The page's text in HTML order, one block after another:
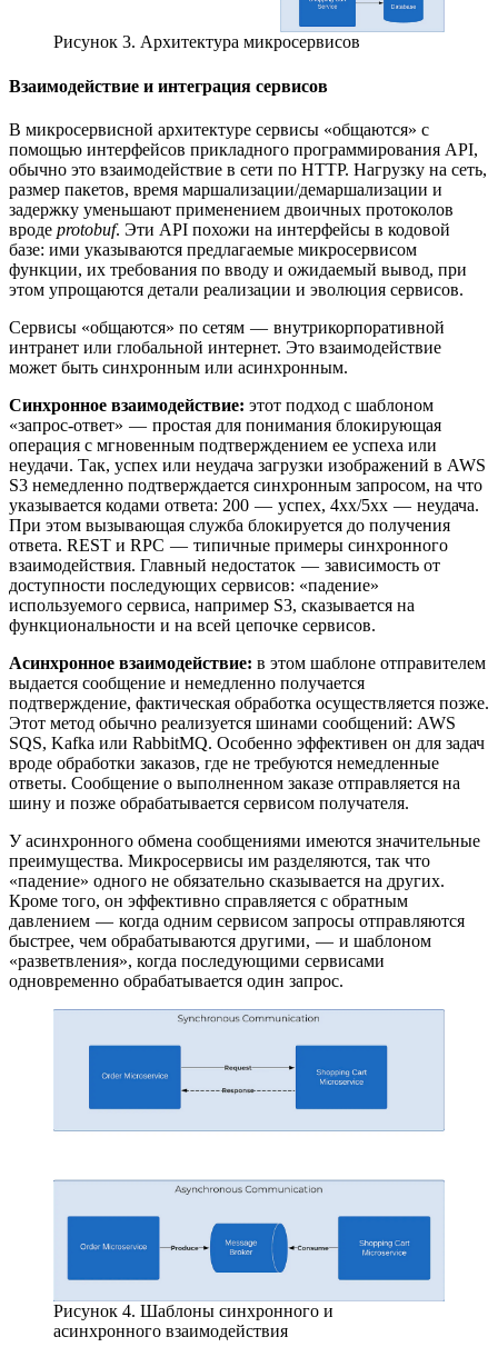
Рисунок 3. Архитектура микросервисов
Взаимодействие и интеграция сервисов
В микросервисной архитектуре сервисы «общаются» с
помощью интерфейсов прикладного программирования API,
обычно это взаимодействие в сети по HTTP. Нагрузку на сеть,
размер пакетов, время маршализации/демаршализации и
задержку уменьшают применением двоичных протоколов
вроде protobuf. Эти API похожи на интерфейсы в кодовой
базе: ими указываются предлагаемые микросервисом
функции, их требования по вводу и ожидаемый вывод, при
этом упрощаются детали реализации и эволюция сервисов.
Сервисы «общаются» по сетям — внутрикорпоративной
интранет или глобальной интернет. Это взаимодействие
может быть синхронным или асинхронным.
Синхронное взаимодействие: этот подход с шаблоном
«запрос-ответ» — простая для понимания блокирующая
операция с мгновенным подтверждением ее успеха или
неудачи. Так, успех или неудача загрузки изображений в AWS
S3 немедленно подтверждается синхронным запросом, на что
указывается кодами ответа: 200 — успех, 4xx/5xx — неудача.
При этом вызывающая служба блокируется до получения
ответа. REST и RPC — типичные примеры синхронного
взаимодействия. Главный недостаток — зависимость от
доступности последующих сервисов: «падение»
используемого сервиса, например S3, сказывается на
функциональности и на всей цепочке сервисов.
Асинхронное взаимодействие: в этом шаблоне отправителем
выдается сообщение и немедленно получается
подтверждение, фактическая обработка осуществляется позже.
Этот метод обычно реализуется шинами сообщений: AWS
SQS, Kafka или RabbitMQ. Особенно эффективен он для задач
вроде обработки заказов, где не требуются немедленные
ответы. Сообщение о выполненном заказе отправляется на
шину и позже обрабатывается сервисом получателя.
У асинхронного обмена сообщениями имеются значительные
преимущества. Микросервисы им разделяются, так что
«падение» одного не обязательно сказывается на других.
Кроме того, он эффективно справляется с обратным
давлением — когда одним сервисом запросы отправляются
быстрее, чем обрабатываются другими, — и шаблоном
«разветвления», когда последующими сервисами
одновременно обрабатывается один запрос.
Рисунок 4. Шаблоны синхронного и
асинхронного взаимодействия